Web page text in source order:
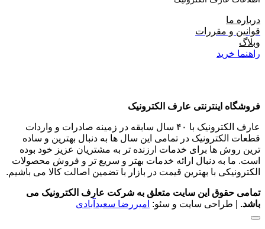
درباره ما
قوانین و مقررات
وبلاگ
راهنما خرید
فروشگاه اینترنتی عارف الکترونیک
عارف الکترونیک با ۴۰ سال سابقه در زمینه صادرات و واردات
قطعات الکترونیک در تمامی این سال ها به دنبال بهترین و ساده
ترین روش ها برای خدمات ارزنده تر به مشتریان عزیز خود بوده
است. ما به دنبال ارائه خدمات بهتر و سریع تر و فروش محصولات
الکترونیکی با بهترین قیمت در بازار با تضمین اصالت کالا می باشیم.
تمامی حقوق این سایت متعلق به شرکت عارف الکترونیک می
باشد. | طراحی سایت و سئو: امیررضا سعیدآبادی